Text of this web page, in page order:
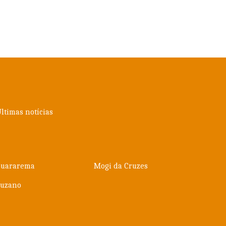
notícias
Mogi da Cruzes